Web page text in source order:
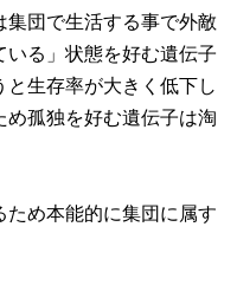
集団で生活する事で外敵
る」状態を好む遺伝子
生存率が大きく低下し
孤独を好む遺伝子は淘
ため本能的に集団に属す